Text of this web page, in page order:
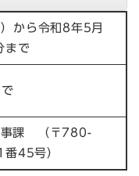
から令和8年5月
まで
事課 （〒780-
45号）